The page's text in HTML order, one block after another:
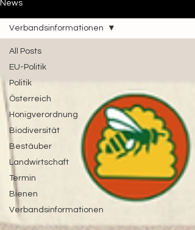
News
All Posts
EU-Politik
Politik
Österreich
Honigverordnung
Biodiversität
Bestäuber
Landwirtschaft
Termin
Bienen
Verbandsinformationen
Verbandsinformationen